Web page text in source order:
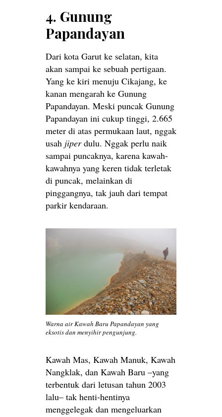
4. Gunung
Papandayan
Dari kota Garut ke selatan, kita
akan sampai ke sebuah pertigaan.
Yang ke kiri menuju Cikajang, ke
kanan mengarah ke Gunung
Papandayan. Meski puncak Gunung
Papandayan ini cukup tinggi, 2.665
meter di atas permukaan laut, nggak
usah jiperdulu. Nggak perlu naik
sampai puncaknya, karena kawah-
kawahnya yang keren tidak terletak
di puncak, melainkan di
pinggangnya, tak jauh dari tempat
parkir kendaraan.
Warna air Kawah Baru Papandayan yang
eksotis dan menyihir pengunjung.
Kawah Mas, Kawah Manuk, Kawah
Nangklak, dan Kawah Baru –yang
terbentuk dari letusan tahun 2003
lalu– tak henti-hentinya
menggelegak dan mengeluarkan